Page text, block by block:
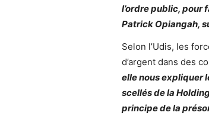
l’ordre public, pour
Patrick Opiangah,
Selon l’Udis, les
d’argent dans des
elle nous expliquer
scellés de la
principe de la